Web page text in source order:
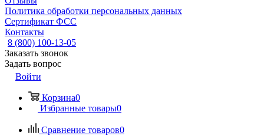
Политика обработки персональных данных
Сертификат ФСС
Контакты
8 (800) 100-13-05
Заказать звонок
Задать вопрос
Войти
Корзина0
Избранные товары0
Сравнение товаров0